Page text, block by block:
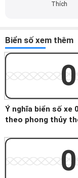
Thích
Biển số xem thêm
Ý nghĩa biển số xe
theo phong thủy